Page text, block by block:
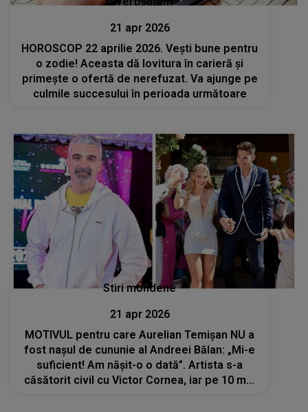
21 apr 2026
HOROSCOP 22 aprilie 2026. Vești bune pentru
o zodie! Aceasta dă lovitura în carieră și
primește o ofertă de nerefuzat. Va ajunge pe
culmile succesului în perioada următoare
Stiri mondene
21 apr 2026
MOTIVUL pentru care Aurelian Temișan NU a
fost nașul de cununie al Andreei Bălan: „Mi-e
suficient! Am nășit-o o dată”. Artista s-a
căsătorit civil cu Victor Cornea, iar pe 10 mai